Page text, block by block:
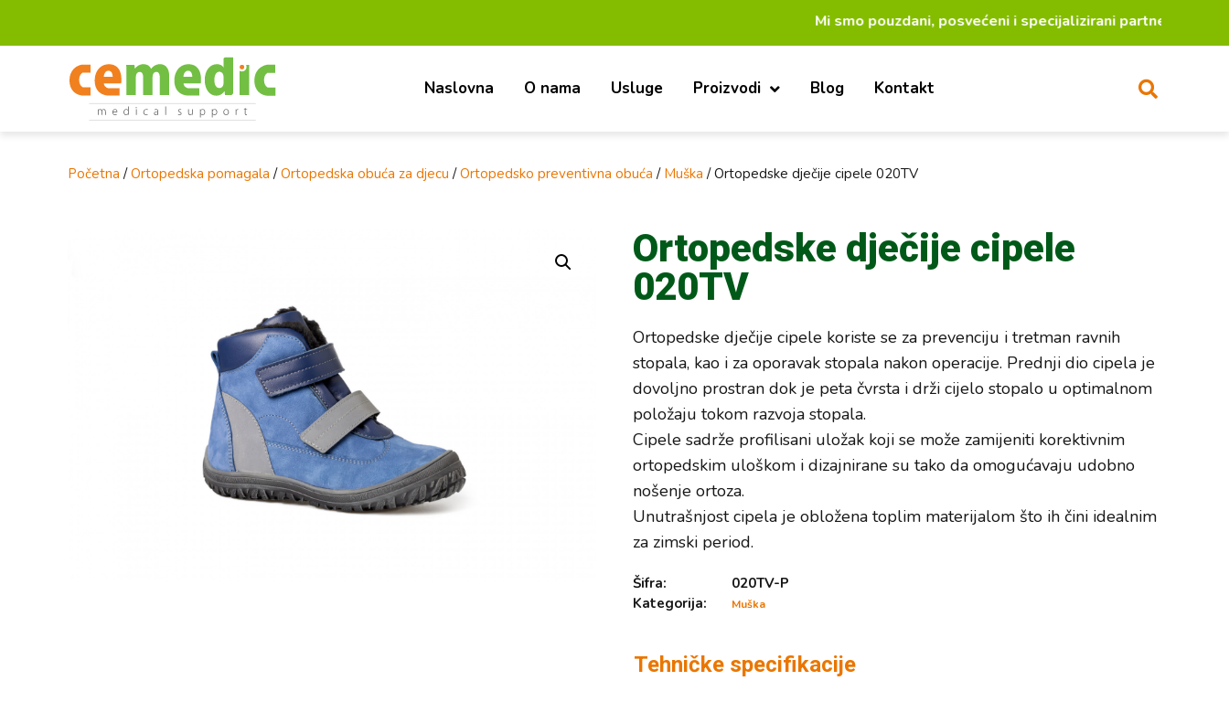
Mi smo pouzdani, posvećeni i specijalizirani partneri za lakši život –
Naslovna O nama Usluge Proizvodi Blog Kontakt
Početna /Ortopedska pomagala /Ortopedska obuća za djecu /Ortopedsko preventivna obuća / Muška / Ortopedske dječije cipele 020TV
Ortopedske dječije cipele
020TV
Ortopedske dječije cipele koriste se za prevenciju i tretman ravnih
stopala, kao i za oporavak stopala nakon operacije. Prednji dio cipela je
dovoljno prostran dok je peta čvrsta i drži cijelo stopalo u optimalnom
položaju tokom razvoja stopala.
Cipele sadrže profilisani uložak koji se može zamijeniti korektivnim
ortopedskim uloškom i dizajnirane su tako da omogućavaju udobno
nošenje ortoza.
Unutrašnjost cipela je obložena toplim materijalom što ih čini idealnim
za zimski period.
Šifra:
020TV-P
Kategorija:
Muška
Tehničke specifikacije